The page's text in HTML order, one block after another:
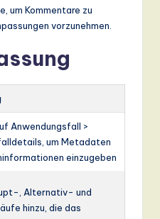
um Kommentare zu
vorzunehmen.
Anwendungsfall >
um Metadaten
einzugeben
, Alternativ- und
hinzu, die das